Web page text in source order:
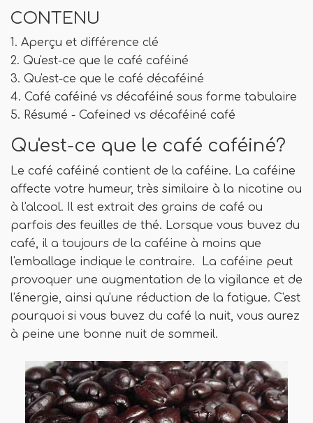
CONTENU
1. Aperçu et différence clé
2. Qu'est-ce que le café caféiné
3. Qu'est-ce que le café décaféiné
4. Café caféiné vs décaféiné sous forme tabulaire
5. Résumé - Cafeined vs décaféiné café
Qu'est-ce que le café caféiné?
Le café caféiné contient de la caféine. La caféine
affecte votre humeur, très similaire à la nicotine ou
à l'alcool. Il est extrait des grains de café ou
parfois des feuilles de thé. Lorsque vous buvez du
café, il a toujours de la caféine à moins que
l'emballage indique le contraire. La caféine peut
provoquer une augmentation de la vigilance et de
l'énergie, ainsi qu'une réduction de la fatigue. C'est
pourquoi si vous buvez du café la nuit, vous aurez
à peine une bonne nuit de sommeil.